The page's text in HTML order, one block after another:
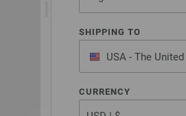
SHIPPING TO
USA - The
of America
CURRENCY
EDIZIONE